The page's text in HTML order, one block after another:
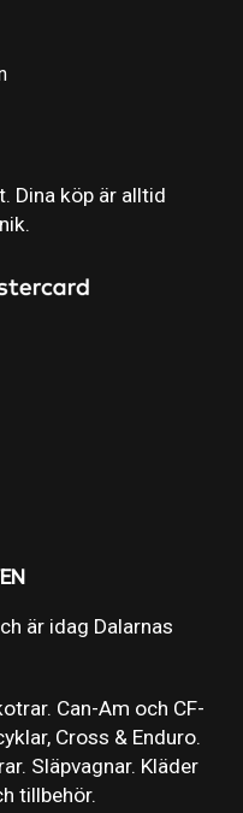
Dina köp är alltid
är idag Dalarnas
Can-Am och CF-
Cross & Enduro.
Släpvagnar. Kläder
tillbehör.